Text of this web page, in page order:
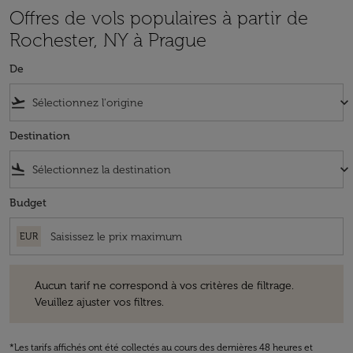
Offres de vols populaires à partir de
Rochester, NY à Prague
De
flight_takeoff keyboard_arrow_down
Destination
flight_land keyboard_arrow_down
Budget
EUR
Aucun tarif ne correspond à vos critères de filtrage.
Veuillez ajuster vos filtres.
*Les tarifs affichés ont été collectés au cours des dernières 48 heures et